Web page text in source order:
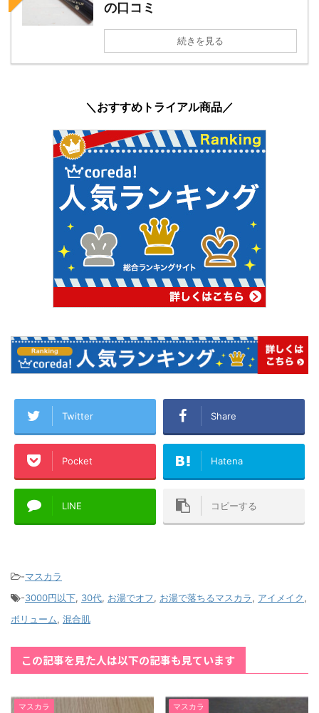
の口コミ
続きを見る
＼おすすめトライアル商品／
Twitter Share
Pocket Hatena
LINE コピーする
-マスカラ
-3000円以下, 30代, お湯でオフ, お湯で落ちるマスカラ, アイメイク,
ボリューム, 混合肌
この記事を見た人は以下の記事も見ています
マスカラ マスカラ